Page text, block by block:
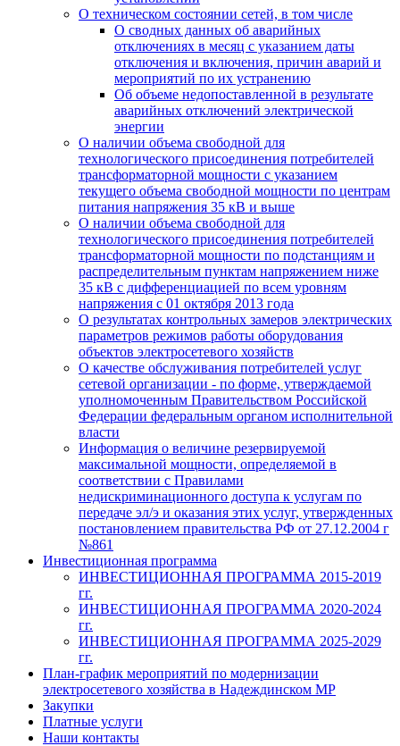
О техническом состоянии сетей, в том числе
О сводных данных об аварийных
отключениях в месяц с указанием даты
отключения и включения, причин аварий и
мероприятий по их устранению
Об объеме недопоставленной в результате
аварийных отключений электрической
энергии
О наличии объема свободной для
технологического присоединения потребителей
трансформаторной мощности с указанием
текущего объема свободной мощности по центрам
питания напряжения 35 кВ и выше
О наличии объема свободной для
технологического присоединения потребителей
трансформаторной мощности по подстанциям и
распределительным пунктам напряжением ниже
35 кВ с дифференциацией по всем уровням
напряжения с 01 октября 2013 года
О результатах контрольных замеров электрических
параметров режимов работы оборудования
объектов электросетевого хозяйств
О качестве обслуживания потребителей услуг
сетевой организации - по форме, утверждаемой
уполномоченным Правительством Российской
Федерации федеральным органом исполнительной
власти
Информация о величине резервируемой
максимальной мощности, определяемой в
соответствии с Правилами
недискриминационного доступа к услугам по
передаче эл/э и оказания этих услуг, утвержденных
постановлением правительства РФ от 27.12.2004 г
№861
Инвестиционная программа
ИНВЕСТИЦИОННАЯ ПРОГРАММА 2015-2019
гг.
ИНВЕСТИЦИОННАЯ ПРОГРАММА 2020-2024
гг.
ИНВЕСТИЦИОННАЯ ПРОГРАММА 2025-2029
гг.
План-график мероприятий по модернизации
электросетевого хозяйства в Надеждинском МР
Закупки
Платные услуги
Наши контакты